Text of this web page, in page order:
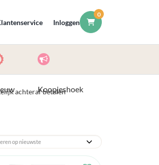
Inloggen
0
Koopjeshoek
achteraf betalen